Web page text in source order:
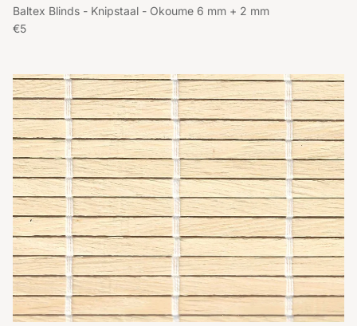
Baltex Blinds - Knipstaal - Okoume 6 mm + 2 mm
Reguliere prijs
€5